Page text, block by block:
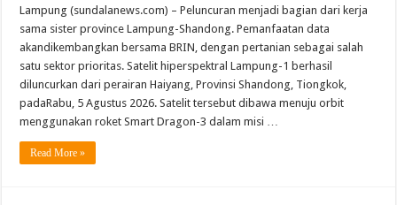
Lampung (sundalanews.com) – Peluncuran menjadi bagian dari kerja
sama sister province Lampung-Shandong. Pemanfaatan data
akandikembangkan bersama BRIN, dengan pertanian sebagai salah
satu sektor prioritas. Satelit hiperspektral Lampung-1 berhasil
diluncurkan dari perairan Haiyang, Provinsi Shandong, Tiongkok,
padaRabu, 5 Agustus 2026. Satelit tersebut dibawa menuju orbit
menggunakan roket Smart Dragon-3 dalam misi …
Read More »